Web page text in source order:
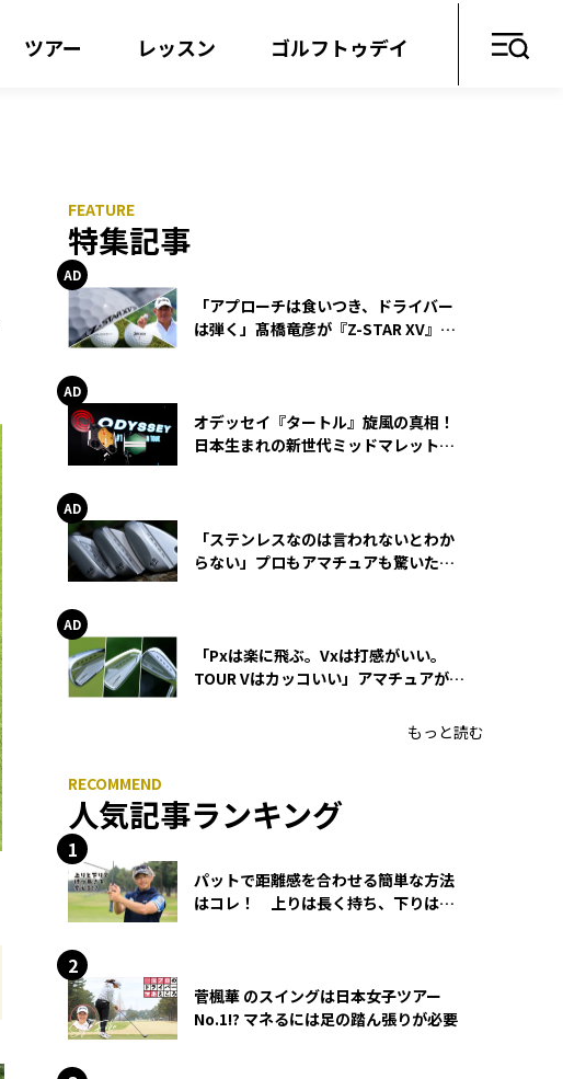
ツアー レッスン ゴルフトゥデイ
特集記事
「アプローチは食いつき、ドライバー
は弾く」髙橋竜彦が『Z-STAR XV』を
オデッセイ『タートル』旋風の真相！
日本生まれの新世代ミッドマレットが
「ステンレスなのは言われないとわか
らない」プロもアマチュアも驚いた
「Pxは楽に飛ぶ。Vxは打感がいい。
TOUR Vはカッコいい」アマチュアが選
もっと読む
人気記事ランキング
パットで距離感を合わせる簡単な方法
はコレ！ 上りは長く持ち、下りは短
菅楓華 のスイングは日本女子ツアー
No.1!? マネるには足の踏ん張りが必要